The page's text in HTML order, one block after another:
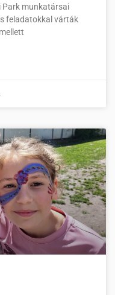
Park munkatársai
feladatokkal várták